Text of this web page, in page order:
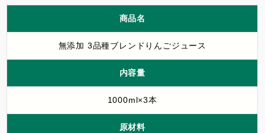
商品名
無添加 3品種ブレンドりんごジュース
内容量
1000ml×3本
原材料